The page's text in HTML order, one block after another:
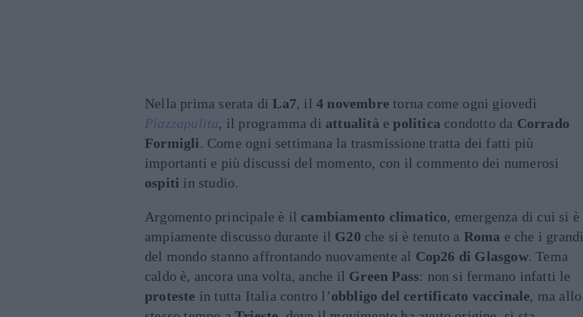
Nella prima serata diLa7, il4 novembre torna come ogni giovedì
Piazzapulita, il programma di attualità epolitica condotto da Corrado
Formigli. Come ogni settimana la trasmissione tratta dei fatti più
importanti e più discussi del momento, con il commento dei numerosi
ospiti in studio.
Argomento principale è il cambiamento climatico, emergenza di cui si è
ampiamente discusso durante il G20 che si è tenuto a Roma e che i grandi
del mondo stanno affrontando nuovamente al Cop26 di Glasgow. Tema
caldo è, ancora una volta, anche il Green Pass: non si fermano infatti le
proteste in tutta Italia contro l’obbligo del certificato vaccinale, ma allo